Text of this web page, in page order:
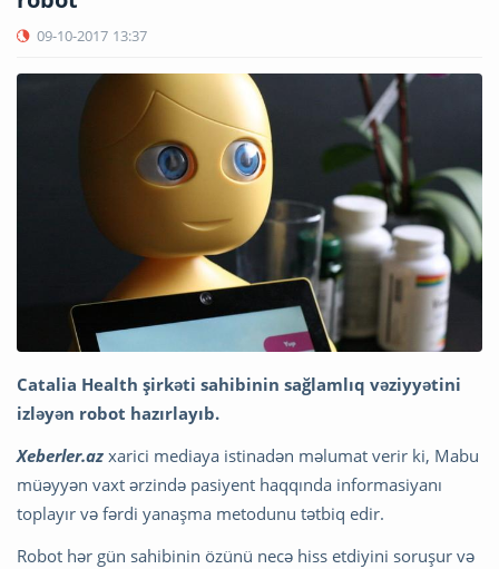
09-10-2017 13:37
Catalia Health şirkəti sahibinin sağlamlıq vəziyyətini
izləyən robot hazırlayıb.
Xeberler.az xarici mediaya istinadən məlumat verir ki, Mabu
müəyyən vaxt ərzində pasiyent haqqında informasiyanı
toplayır və fərdi yanaşma metodunu tətbiq edir.
Robot hər gün sahibinin özünü necə hiss etdiyini soruşur və